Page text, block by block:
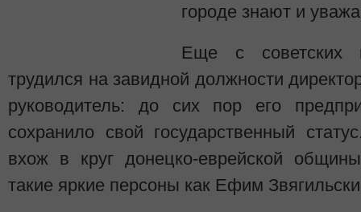
городе знают и
Еще с советских
трудился на завидной должности
руководитель: до сих пор его
сохранило свой государственный
вхож в круг донецко-еврейской
такие яркие персоны как Ефим